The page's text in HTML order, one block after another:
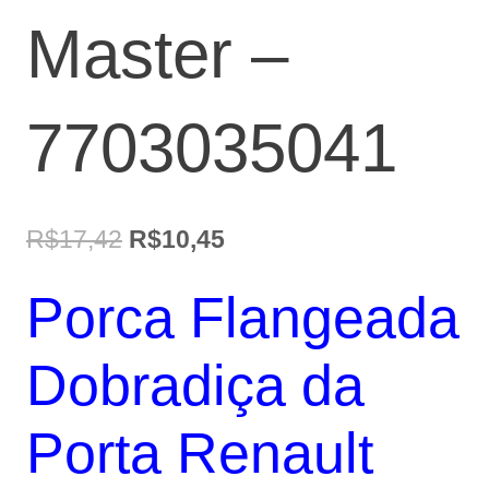
Master –
7703035041
R$17,42 O
original
R$17,42.
R$10,45
atual
R$10,45.
Porca Flangeada
Dobradiça da
Porta Renault